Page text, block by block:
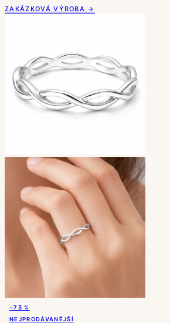
ZAKÁZKOVÁ VÝROBA →
−73 %
NEJPRODÁVANĚJŠÍ